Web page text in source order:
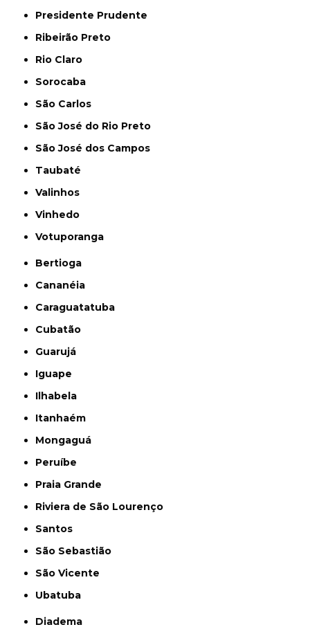
Presidente Prudente
Ribeirão Preto
Rio Claro
Sorocaba
São Carlos
São José do Rio Preto
São José dos Campos
Taubaté
Valinhos
Vinhedo
Votuporanga
Bertioga
Cananéia
Caraguatatuba
Cubatão
Guarujá
Iguape
Ilhabela
Itanhaém
Mongaguá
Peruíbe
Praia Grande
Riviera de São Lourenço
Santos
São Sebastião
São Vicente
Ubatuba
Diadema